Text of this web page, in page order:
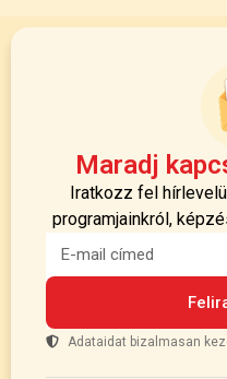
Maradj
Iratkozz fel
programjainkról,
Adataidat bizalmasan